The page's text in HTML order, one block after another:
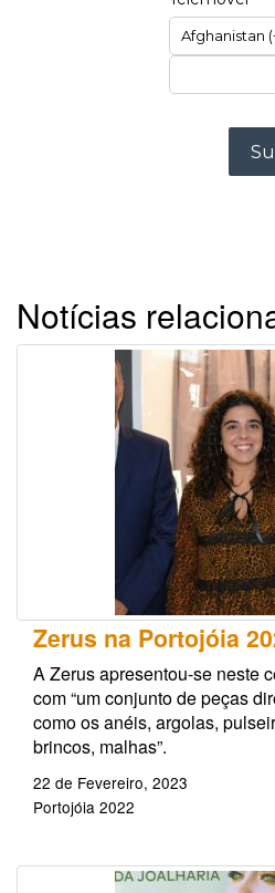
Notícias
Zerus na Portojóia
A Zerus apresentou-se neste
com “um conjunto de peças
como os anéis, argolas,
brincos, malhas”.
22 de Fevereiro, 2023
Portojóia 2022